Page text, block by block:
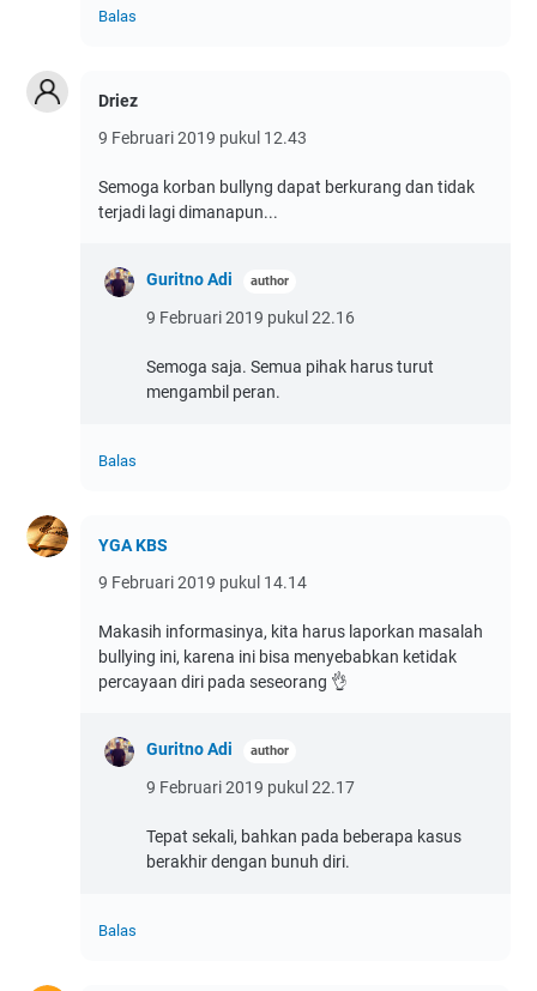
Balas
Driez
9 Februari 2019 pukul 12.43
Semoga korban bullyng dapat berkurang dan tidak
terjadi lagi dimanapun...
Guritno Adi
9 Februari 2019 pukul 22.16
Semoga saja. Semua pihak harus turut
mengambil peran.
Balas
YGA KBS
9 Februari 2019 pukul 14.14
Makasih informasinya, kita harus laporkan masalah
bullying ini, karena ini bisa menyebabkan ketidak
percayaan diri pada seseorang 👌
Guritno Adi
9 Februari 2019 pukul 22.17
Tepat sekali, bahkan pada beberapa kasus
berakhir dengan bunuh diri.
Balas